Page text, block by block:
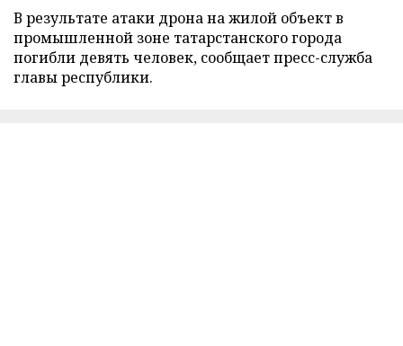
В результате атаки дрона на жилой объект в
промышленной зоне татарстанского города
погибли девять человек, сообщает пресс-служба
главы республики.